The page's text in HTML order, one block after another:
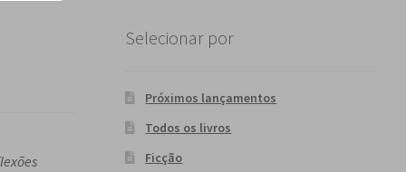
Selecionar por
Próximos lançamentos
Todos os livros
Ficção